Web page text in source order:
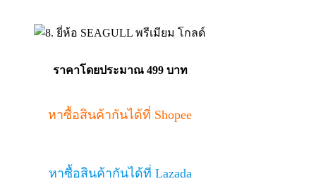
ราคาโดยประมาณ 499 บาท
หาซื้อสินค้ากันได้ที่ Shopee
หาซื้อสินค้ากันได้ที่ Lazada